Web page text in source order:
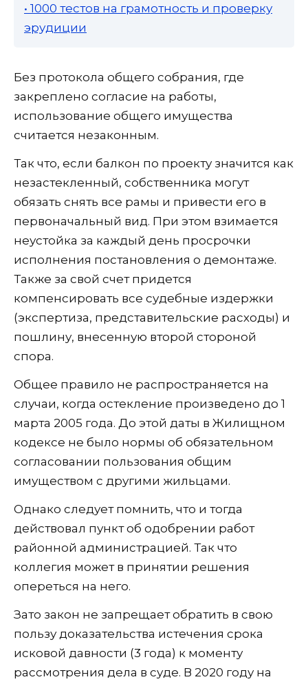
• 1000 тестов на грамотность и проверку
эрудиции
Без протокола общего собрания, где
закреплено согласие на работы,
использование общего имущества
считается незаконным.
Так что, если балкон по проекту значится как
незастекленный, собственника могут
обязать снять все рамы и привести его в
первоначальный вид. При этом взимается
неустойка за каждый день просрочки
исполнения постановления о демонтаже.
Также за свой счет придется
компенсировать все судебные издержки
(экспертиза, представительские расходы) и
пошлину, внесенную второй стороной
спора.
Общее правило не распространяется на
случаи, когда остекление произведено до 1
марта 2005 года. До этой даты в Жилищном
кодексе не было нормы об обязательном
согласовании пользования общим
имуществом с другими жильцами.
Однако следует помнить, что и тогда
действовал пункт об одобрении работ
районной администрацией. Так что
коллегия может в принятии решения
опереться на него.
Зато закон не запрещает обратить в свою
пользу доказательства истечения срока
исковой давности (3 года) к моменту
рассмотрения дела в суде. В 2020 году на